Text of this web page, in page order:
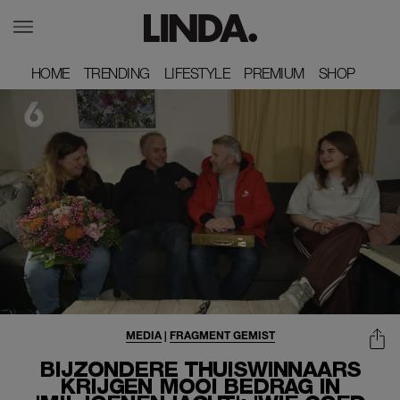
HOME
HOME TRENDING
TRENDING LIFESTYLE
LIFESTYLE PREMIUM
PREMIUM SHOP
SHOP
BIJZONDERE THUISWINNAARS
KRIJGEN MOOI BEDRAG IN
MEDIA| FRAGMENT GEMIST